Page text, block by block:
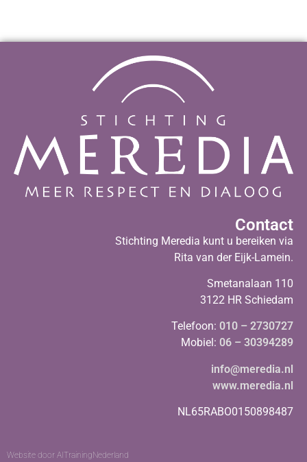
Contact
Stichting Meredia kunt u bereiken via
Rita van der Eijk-Lamein.
Smetanalaan 110
3122 HR Schiedam
Telefoon: 010 – 2730727
Mobiel: 06 – 30394289
info@meredia.nl
www.meredia.nl
NL65RABO0150898487
Website door AITrainingNederland